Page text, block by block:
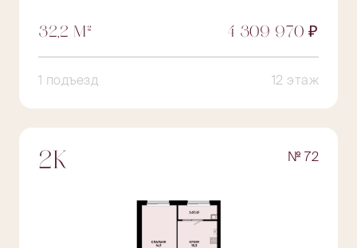
32,2 М² 4 309 970 ₽
1 подъезд 12 этаж
2К № 72